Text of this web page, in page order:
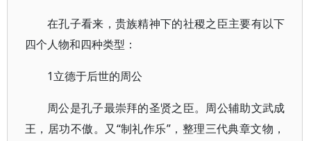
在孔子看来，贵族精神下的社稷之臣主要有以下
四个人物和四种类型：
1立德于后世的周公
周公是孔子最崇拜的圣贤之臣。周公辅助文武成
王，居功不傲。又“制礼作乐”，整理三代典章文物，